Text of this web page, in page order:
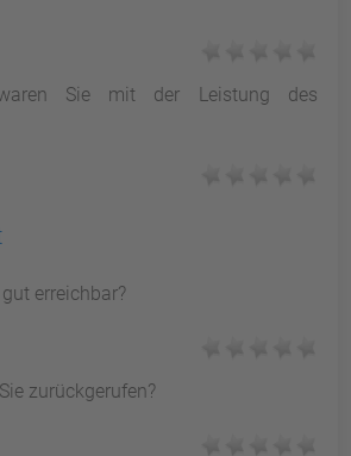
Sie mit der Leistung des
erreichbar?
zurückgerufen?